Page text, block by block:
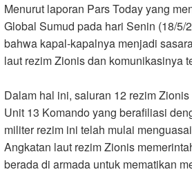
Menurut laporan Pars Today yang
Global Sumud pada hari Senin (18/5/
bahwa kapal-kapalnya menjadi
laut rezim Zionis dan komunikasinya
Dalam hal ini, saluran 12 rezim
Unit 13 Komando yang berafiliasi
militer rezim ini telah mulai
Angkatan laut rezim Zionis
berada di armada untuk mematikan